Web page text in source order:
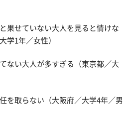
果せていない大人を見ると情けな
学1年／女性）
ない大人が多すぎる（東京都／大
を取らない（大阪府／大学4年／男